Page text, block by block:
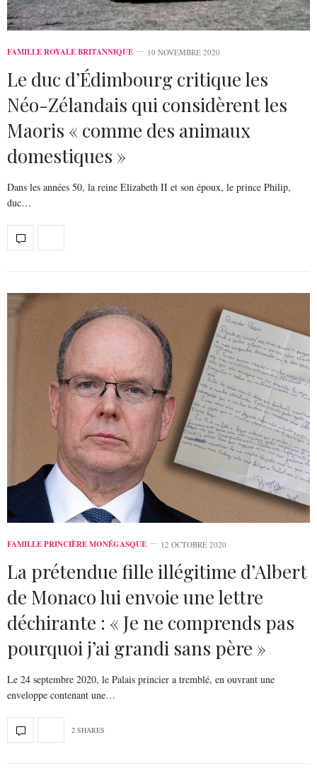
FAMILLE ROYALE BRITANNIQUE 10 NOVEMBRE 2020
Le duc d’Édimbourg critique les
Néo-Zélandais qui considèrent les
Maoris « comme des animaux
domestiques »
Dans les années 50, la reine Elizabeth II et son époux, le prince Philip,
duc…
FAMILLE PRINCIÈRE MONÉGASQUE 12 OCTOBRE 2020
La prétendue fille illégitime d’Albert
de Monaco lui envoie une lettre
déchirante : « Je ne comprends pas
pourquoi j’ai grandi sans père »
Le 24 septembre 2020, le Palais princier a tremblé, en ouvrant une
enveloppe contenant une…
2 SHARES